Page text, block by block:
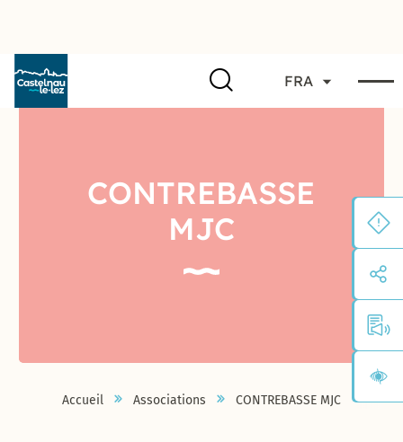
FRA
CONTREBASSE
MJC
Accueil Associations CONTREBASSE MJC